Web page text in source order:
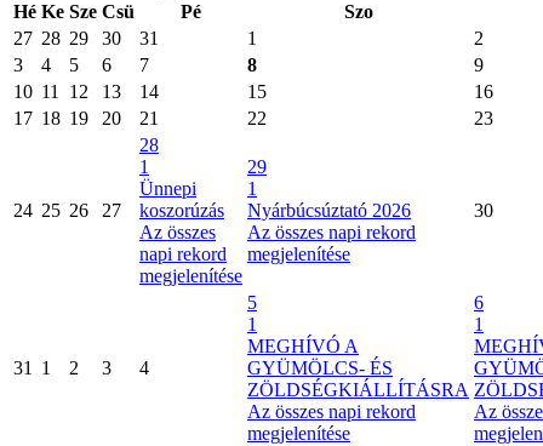
Hé Ke Sze Csü Pé
Szo
27 28 29 30 31 1
2
3
4 5 6 7 8
9
10 11 12 13 14 15
16
17 18 19 20 21 22 23
24 25 26 27
28
1
Ünnepi
koszorúzás
Az összes
napi rekord
megjelenítése
29
1
Nyárbúcsúztató 2026
Az összes napi rekord
megjelenítése
30
31 1 2 3 4
5
1
MEGHÍVÓ A
GYÜMÖLCS- ÉS
ZÖLDSÉGKIÁLLÍTÁSRA
Az összes napi rekord
megjelenítése
6
1
Az